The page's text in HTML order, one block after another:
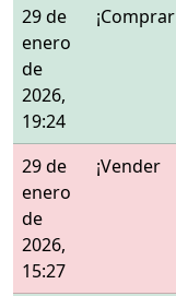
29 de
enero
de
2026,
19:24
¡Comprar
29 de
enero
de
2026,
15:27
¡Vender